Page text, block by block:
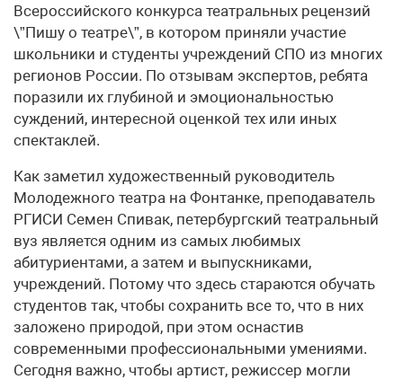
Всероссийского конкурса театральных рецензий
\”Пишу о театре\”, в котором приняли участие
школьники и студенты учреждений СПО из многих
регионов России. По отзывам экспертов, ребята
поразили их глубиной и эмоциональностью
суждений, интересной оценкой тех или иных
спектаклей.
Как заметил художественный руководитель
Молодежного театра на Фонтанке, преподаватель
РГИСИ Семен Спивак, петербургский театральный
вуз является одним из самых любимых
абитуриентами, а затем и выпускниками,
учреждений. Потому что здесь стараются обучать
студентов так, чтобы сохранить все то, что в них
заложено природой, при этом оснастив
современными профессиональными умениями.
Сегодня важно, чтобы артист, режиссер могли